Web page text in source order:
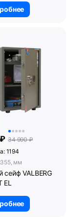
34 990 ₽
1194
мм
VALBERG